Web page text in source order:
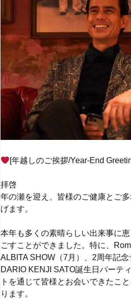
[年越しのご挨拶/Year-End
拝啓
年の瀬を迎え、皆様のご健康とご
げます。
本年も多くの素晴らしい出来事に
ごすことができました。特に、
ALBITA SHOW（7月）、2周年記念
DARIO KENJI SATO誕生日パーテ
トを通じて皆様とお会いできたこ
ります。